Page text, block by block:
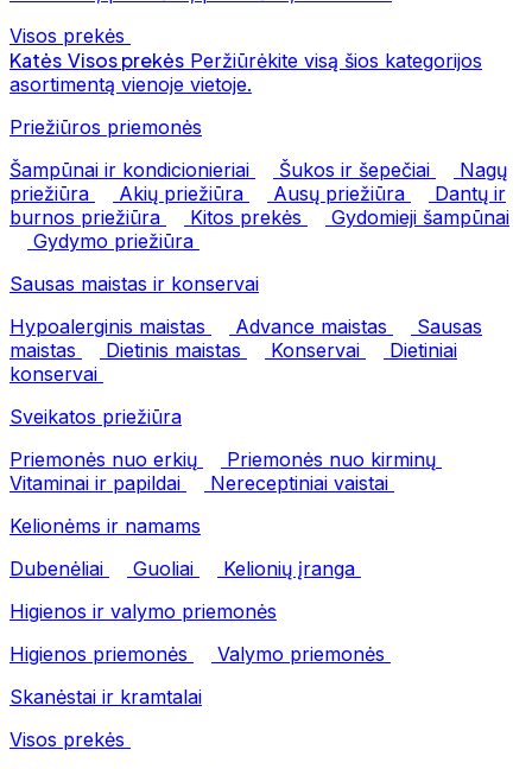
Visos prekės
Katės Visos prekės Peržiūrėkite visą šios kategorijos
asortimentą vienoje vietoje.
Priežiūros priemonės
Šampūnai ir kondicionieriai
Šukos ir šepečiai
Nagų
priežiūra
Akių priežiūra Ausų priežiūra
Dantų ir
burnos priežiūra
Kitos prekės
Gydomieji šampūnai
Gydymo priežiūra
Sausas maistas ir konservai
Hypoalerginis maistas
Advance maistas
Sausas
maistas
Dietinis maistas Konservai
Dietiniai
konservai
Sveikatos priežiūra
Priemonės nuo erkių
Priemonės nuo kirminų
Vitaminai ir papildai
Nereceptiniai vaistai
Kelionėms ir namams
Dubenėliai
Guoliai
Kelionių įranga
Higienos ir valymo priemonės
Higienos priemonės
Valymo priemonės
Skanėstai ir kramtalai
Visos prekės